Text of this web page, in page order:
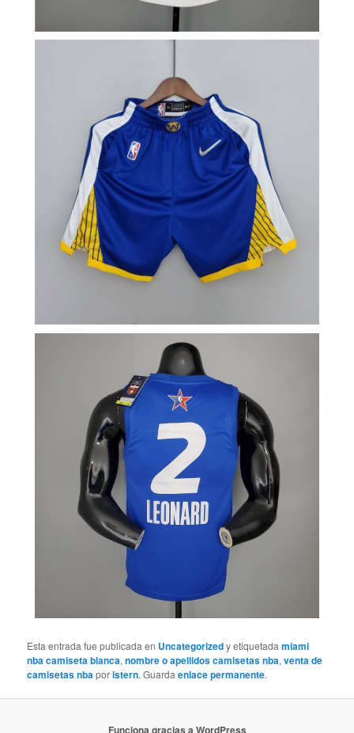
Esta entrada fue publicada en Uncategorizedy etiquetadamiami
nba camiseta blanca,nombre o apellidos camisetas nba,venta de
camisetas nbaporistern. Guardaenlace permanente.
Funciona gracias a WordPress